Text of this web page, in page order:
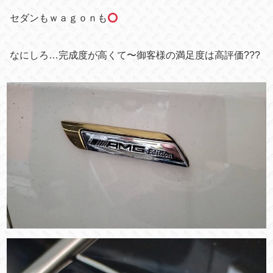
セダンもｗａｇｏｎも
なにしろ…完成度が高くて〜御客様の満足度は高評価???